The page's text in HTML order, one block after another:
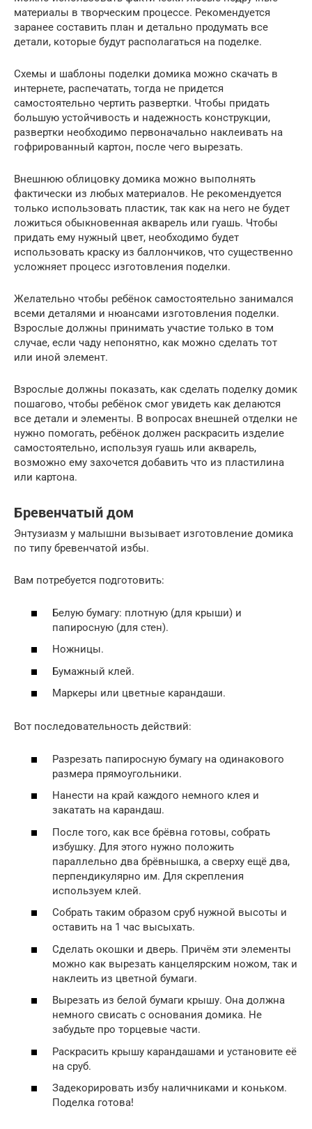
материалы в творческим процессе. Рекомендуется
заранее составить план и детально продумать все
детали, которые будут располагаться на поделке.
Схемы и шаблоны поделки домика можно скачать в
интернете, распечатать, тогда не придется
самостоятельно чертить развертки. Чтобы придать
большую устойчивость и надежность конструкции,
развертки необходимо первоначально наклеивать на
гофрированный картон, после чего вырезать.
Внешнюю облицовку домика можно выполнять
фактически из любых материалов. Не рекомендуется
только использовать пластик, так как на него не будет
ложиться обыкновенная акварель или гуашь. Чтобы
придать ему нужный цвет, необходимо будет
использовать краску из баллончиков, что существенно
усложняет процесс изготовления поделки.
Желательно чтобы ребёнок самостоятельно занимался
всеми деталями и нюансами изготовления поделки.
Взрослые должны принимать участие только в том
случае, если чаду непонятно, как можно сделать тот
или иной элемент.
Взрослые должны показать, как сделать поделку домик
пошагово, чтобы ребёнок смог увидеть как делаются
все детали и элементы. В вопросах внешней отделки не
нужно помогать, ребёнок должен раскрасить изделие
самостоятельно, используя гуашь или акварель,
возможно ему захочется добавить что из пластилина
или картона.
Бревенчатый дом
Энтузиазм у малышни вызывает изготовление домика
по типу бревенчатой избы.
Вам потребуется подготовить:
Белую бумагу: плотную (для крыши) и
папиросную (для стен).
Ножницы.
Бумажный клей.
Маркеры или цветные карандаши.
Вот последовательность действий:
Разрезать папиросную бумагу на одинакового
размера прямоугольники.
Нанести на край каждого немного клея и
закатать на карандаш.
После того, как все брёвна готовы, собрать
избушку. Для этого нужно положить
параллельно два брёвнышка, а сверху ещё два,
перпендикулярно им. Для скрепления
используем клей.
Собрать таким образом сруб нужной высоты и
оставить на 1 час высыхать.
Сделать окошки и дверь. Причём эти элементы
можно как вырезать канцелярским ножом, так и
наклеить из цветной бумаги.
Вырезать из белой бумаги крышу. Она должна
немного свисать с основания домика. Не
забудьте про торцевые части.
Раскрасить крышу карандашами и установите её
на сруб.
Задекорировать избу наличниками и коньком.
Поделка готова!